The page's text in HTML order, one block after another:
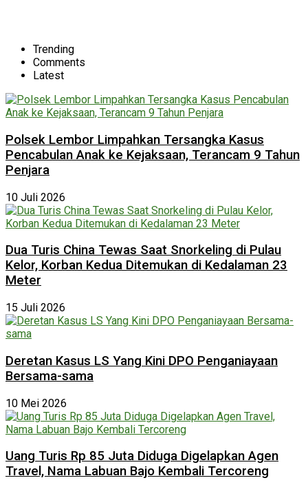
Trending
Comments
Latest
Polsek Lembor Limpahkan Tersangka Kasus
Pencabulan Anak ke Kejaksaan, Terancam 9 Tahun
Penjara
10 Juli 2026
Dua Turis China Tewas Saat Snorkeling di Pulau
Kelor, Korban Kedua Ditemukan di Kedalaman 23
Meter
15 Juli 2026
Deretan Kasus LS Yang Kini DPO Penganiayaan
Bersama-sama
10 Mei 2026
Uang Turis Rp 85 Juta Diduga Digelapkan Agen
Travel, Nama Labuan Bajo Kembali Tercoreng